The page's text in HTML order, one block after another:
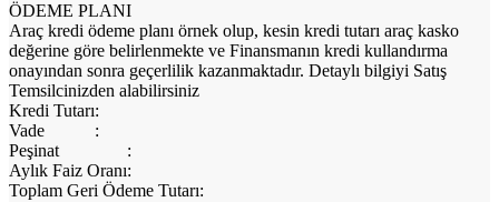
ÖDEME PLANI
Araç kredi ödeme planı örnek olup, kesin kredi tutarı araç kasko
değerine göre belirlenmekte ve Finansmanın kredi kullandırma
onayından sonra geçerlilik kazanmaktadır. Detaylı bilgiyi Satış
Temsilcinizden alabilirsiniz
Kredi Tutarı:
Vade
:
Peşinat
:
Aylık Faiz Oranı:
Toplam Geri Ödeme Tutarı: